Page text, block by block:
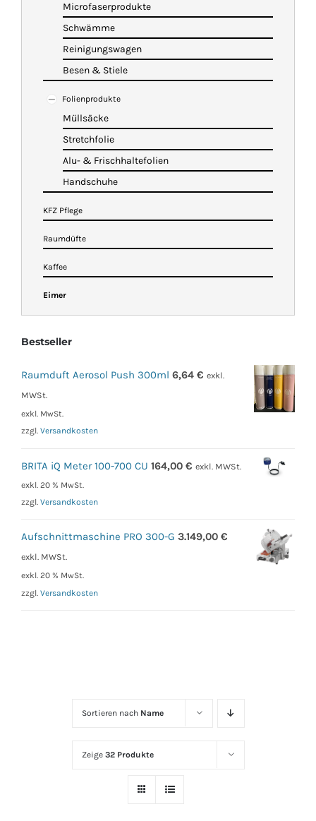
Sortieren nach Name
Zeige 32 Produkte
Microfaserprodukte
Schwämme
Reinigungswagen
Besen & Stiele
Folienprodukte
Müllsäcke
Stretchfolie
Alu- & Frischhaltefolien
Handschuhe
KFZ Pflege
Raumdüfte
Kaffee
Eimer
Bestseller
Raumduft Aerosol Push 300ml 6,64 € exkl.
MWSt.
exkl. MwSt.
zzgl. Versandkosten
BRITA iQ Meter 100-700 CU 164,00 € exkl. MWSt.
exkl. 20 % MwSt.
zzgl. Versandkosten
Aufschnittmaschine PRO 300-G 3.149,00 €
exkl. MWSt.
exkl. 20 % MwSt.
zzgl. Versandkosten